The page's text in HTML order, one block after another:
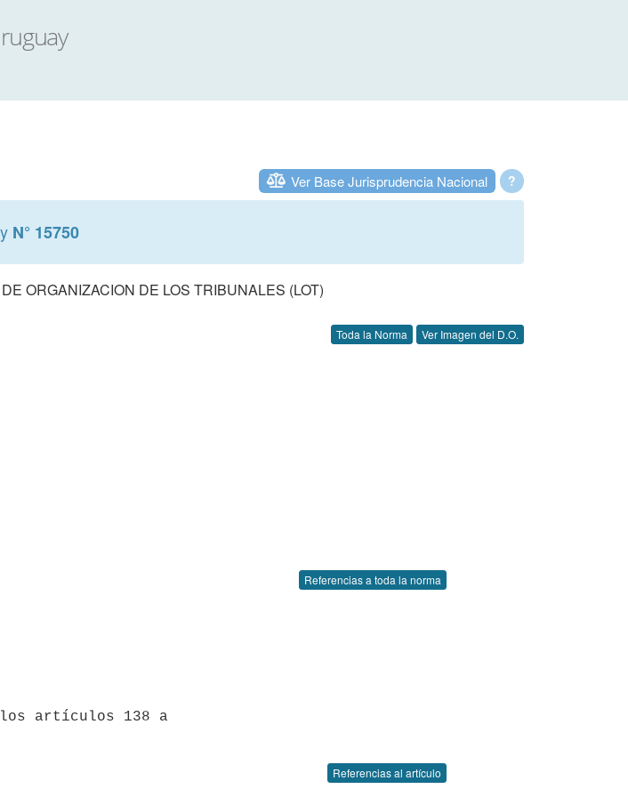
?
Ver Base Jurisprudencia Nacional
N° 15750
ORGANIZACION DE LOS TRIBUNALES (LOT)
Toda la Norma Ver Imagen del D.O.
Referencias a toda la norma
Referencias al artículo